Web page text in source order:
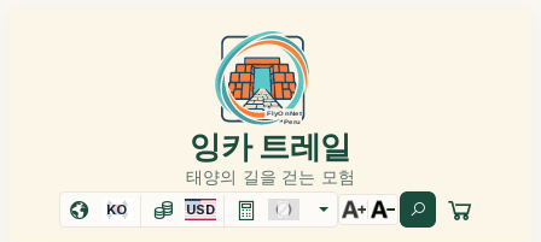
잉카 트레일
태양의 길을 걷는 모험
KO USD